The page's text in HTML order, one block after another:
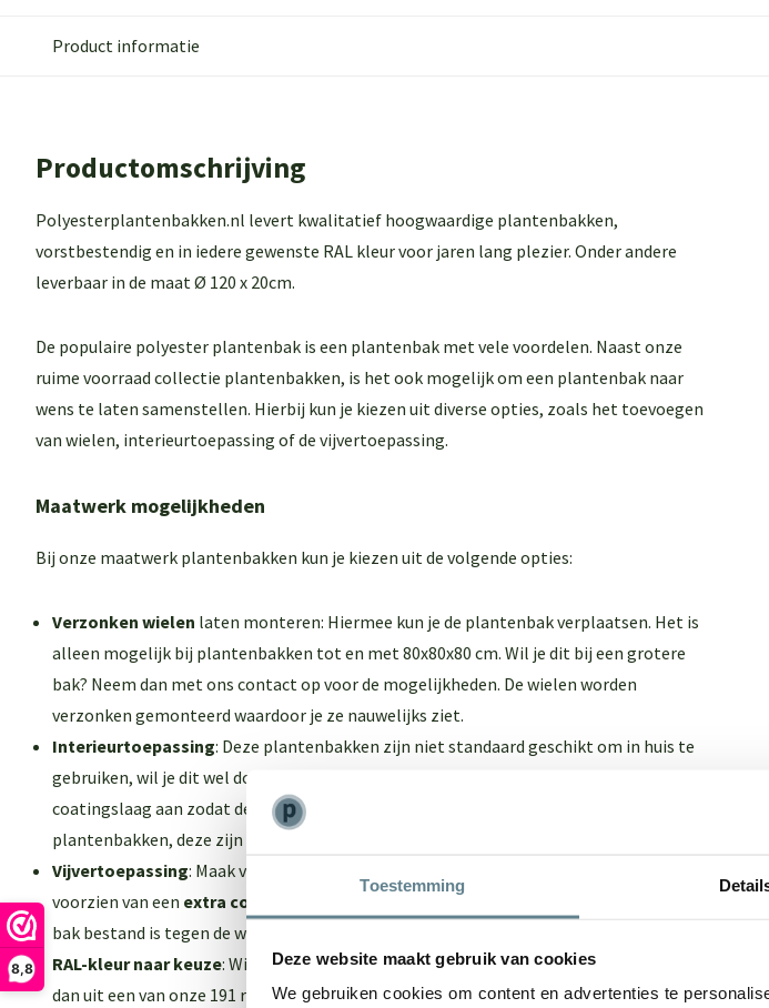
Toestemming
Deze website maakt gebruik van cookies
We gebruiken cookies om content en advertenties te
8,8
Product informatie
Productomschrijving
Polyesterplantenbakken.nl levert kwalitatief hoogwaardige plantenbakken,
vorstbestendig en in iedere gewenste RAL kleur voor jaren lang plezier. Onder andere
leverbaar in de maat Ø 120 x 20cm.
De populaire polyester plantenbak is een plantenbak met vele voordelen. Naast onze
ruime voorraad collectie plantenbakken, is het ook mogelijk om een plantenbak naar
wens te laten samenstellen. Hierbij kun je kiezen uit diverse opties, zoals het toevoegen
van wielen, interieurtoepassing of de vijvertoepassing.
Maatwerk mogelijkheden
Bij onze maatwerk plantenbakken kun je kiezen uit de volgende opties:
Verzonken wielen laten monteren: Hiermee kun je de plantenbak verplaatsen. Het is
alleen mogelijk bij plantenbakken tot en met 80x80x80 cm. Wil je dit bij een grotere
bak? Neem dan met ons contact op voor de mogelijkheden. De wielen worden
verzonken gemonteerd waardoor je ze nauwelijks ziet.
Interieurtoepassing: Deze plantenbakken zijn niet standaard geschikt om in huis te
gebruiken, wil je dit wel doen? Kies dan voor deze optie en wij brengen een extra
coatingslaag aan zodat de plantenbakken niet gaan lekken. Of bekijk onze
plantenbakken, deze zijn standaard geschikt voor binnen gebruik.
Vijvertoepassing: Maak van je plantenbak een vijver! De plantenbakken worden dan
voorzien van een extra coatingslaag extra laag polyester
bak bestand is tegen de waterdruk.
RAL-kleur naar keuze: Wil je een andere kleur dan zuiver-wit of antraciet-zwart? Kies
dan uit een van onze 191 ralkleuren!